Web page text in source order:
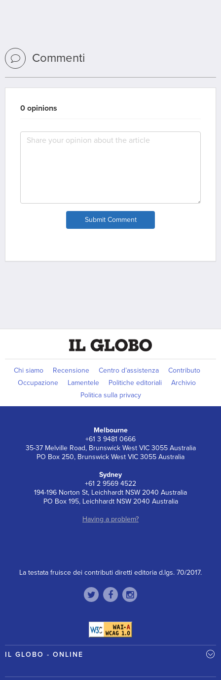
Commenti
0 opinions
Submit Comment
Chi siamo Recensione Centro d’assistenza
Contributo
Occupazione
Lamentele Politiche editoriali
Archivio
Politica sulla privacy
Melbourne
+61 3 9481 0666
35-37 Melville Road, Brunswick West VIC 3055 Australia
PO Box 250, Brunswick West VIC 3055 Australia
Sydney
+61 2 9569 4522
194-196 Norton St, Leichhardt NSW 2040 Australia
PO Box 195, Leichhardt NSW 2040 Australia
Having a problem?
La testata fruisce dei contributi diretti editoria d.lgs. 70/2017.
IL GLOBO - ONLINE